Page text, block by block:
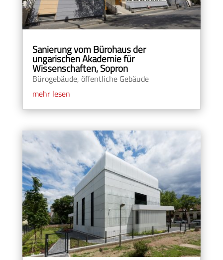
Sanierung vom Bürohaus der
ungarischen Akademie für
Wissenschaften, Sopron
Bürogebäude, öffentliche Gebäude
mehr lesen